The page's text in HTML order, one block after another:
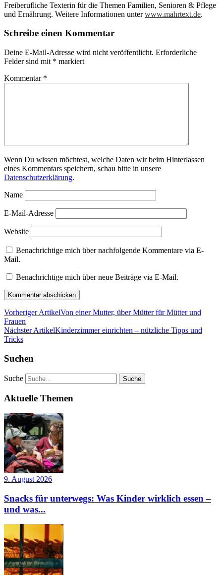
Freiberufliche Texterin für die Themen Familien, Senioren & Pflege
und Ernährung. Weitere Informationen unterwww.mahrtext.de.
Schreibe einen Kommentar
Deine E-Mail-Adresse wird nicht veröffentlicht. Erforderliche
Felder sind mit * markiert
Kommentar *
Wenn Du wissen möchtest, welche Daten wir beim Hinterlassen
eines Kommentars speichern, schau bitte in unsere
Datenschutzerklärung.
Name
E-Mail-Adresse
Website
Benachrichtige mich über nachfolgende Kommentare via E-
Mail.
Benachrichtige mich über neue Beiträge via E-Mail.
Vorheriger ArtikelVon einer Mutter, über Mütter für Mütter und
Frauen
Nächster ArtikelKinderzimmer einrichten – nützliche Tipps und
Tricks
Suchen
Suche
Aktuelle Themen
9. August 2026
Snacks für unterwegs: Was Kinder wirklich essen –
und was...